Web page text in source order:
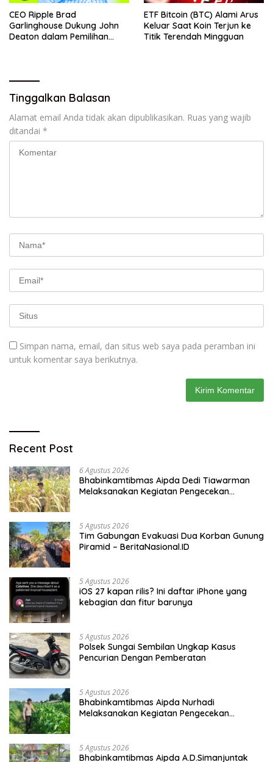
CEO Ripple Brad
Garlinghouse Dukung John
Deaton dalam Pemilihan
ETF Bitcoin (BTC) Alami Arus
Keluar Saat Koin Terjun ke
Titik Terendah Mingguan
Tinggalkan Balasan
Alamat email Anda tidak akan dipublikasikan. Ruas yang wajib
ditandai *
Simpan nama, email, dan situs web saya pada peramban ini
untuk komentar saya berikutnya.
Recent Post
6 Agustus 2026
Bhabinkamtibmas Aipda Dedi Tiawarman
Melaksanakan Kegiatan Pengecekan
5 Agustus 2026
Tim Gabungan Evakuasi Dua Korban Gunung
Piramid – BeritaNasional.ID
5 Agustus 2026
iOS 27 kapan rilis? Ini daftar iPhone yang
kebagian dan fitur barunya
5 Agustus 2026
Polsek Sungai Sembilan Ungkap Kasus
Pencurian Dengan Pemberatan
5 Agustus 2026
Bhabinkamtibmas Aipda Nurhadi
Melaksanakan Kegiatan Pengecekan
5 Agustus 2026
Bhabinkamtibmas Aipda A.D.Simanjuntak